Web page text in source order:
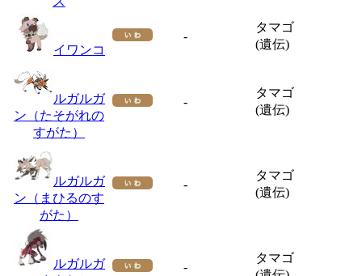
イワンコ
-
タマゴ
(遺伝)
ルガルガ
ン（たそがれの
すがた）
-
タマゴ
(遺伝)
ルガルガ
ン（まひるのす
がた）
-
タマゴ
(遺伝)
ルガルガ
-
タマゴ